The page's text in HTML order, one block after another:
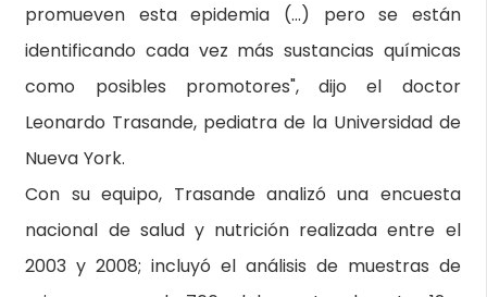
promueven esta epidemia (…) pero se están
identificando cada vez más sustancias químicas
como posibles promotores", dijo el doctor
Leonardo Trasande, pediatra de la Universidad de
Nueva York.
Con su equipo, Trasande analizó una encuesta
nacional de salud y nutrición realizada entre el
2003 y 2008; incluyó el análisis de muestras de